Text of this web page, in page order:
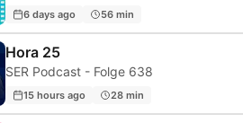
6 days ago 56 min
Hora 25
SER Podcast - Folge 638
15 hours ago 28 min